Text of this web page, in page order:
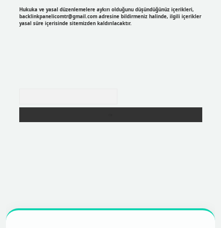
Hukuka ve yasal düzenlemelere aykırı olduğunu düşündüğünüz içerikleri,
backlinkpanelicomtr@gmail.comadresine bildirmeniz halinde, ilgili içerikler
yasal süre içerisinde sitemizden kaldırılacaktır.